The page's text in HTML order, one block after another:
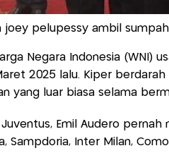
joey pelupessy ambil
Negara Indonesia (WNI)
2025 lalu. Kiper
yang luar biasa selama
Emil Audero
Sampdoria, Inter Milan,